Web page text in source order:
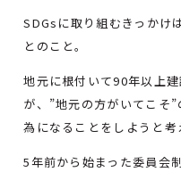
SDGsに取り組むきっかけ
とのこと。
地元に根付いて90年以上
が、”地元の方がいてこそ
為になることをしようと考
5年前から始まった委員会